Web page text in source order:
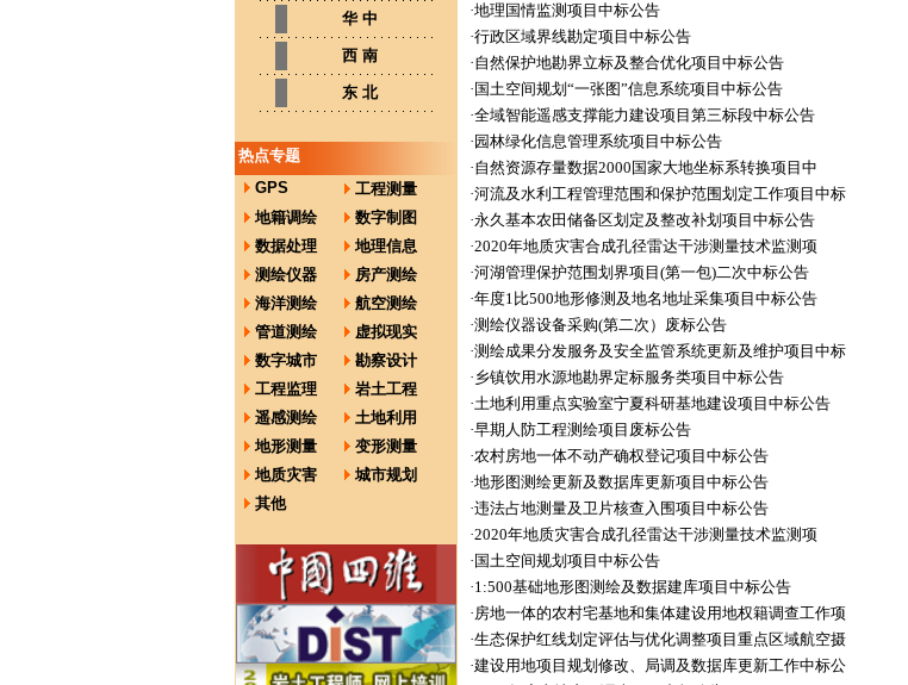
华 中
西 南
东 北
热点专题
GPS
工程测量
地籍调绘
数字制图
数据处理
地理信息
测绘仪器
房产测绘
海洋测绘
航空测绘
管道测绘
虚拟现实
数字城市
勘察设计
工程监理
岩土工程
遥感测绘
土地利用
地形测量
变形测量
地质灾害
城市规划
其他
·地理国情监测项目中标公告
·行政区域界线勘定项目中标公告
·自然保护地勘界立标及整合优化项目中标公告
· 国土空间规划“一张图”信息系统项目中标公告
·全域智能遥感支撑能力建设项目第三标段中标公告
· 园林绿化信息管理系统项目中标公告
·自然资源存量数据2000国家大地坐标系转换项目中
·河流及水利工程管理范围和保护范围划定工作项目中标
·永久基本农田储备区划定及整改补划项目中标公告
·2020年地质灾害合成孔径雷达干涉测量技术监测项
·河湖管理保护范围划界项目(第一包)二次中标公告
·年度1比500地形修测及地名地址采集项目中标公告
·测绘仪器设备采购(第二次）废标公告
·测绘成果分发服务及安全监管系统更新及维护项目中标
· 乡镇饮用水源地勘界定标服务类项目中标公告
·土地利用重点实验室宁夏科研基地建设项目中标公告
·早期人防工程测绘项目废标公告
·农村房地一体不动产确权登记项目中标公告
·地形图测绘更新及数据库更新项目中标公告
·违法占地测量及卫片核查入围项目中标公告
·2020年地质灾害合成孔径雷达干涉测量技术监测项
· 国土空间规划项目中标公告
·1:500基础地形图测绘及数据建库项目中标公告
·房地一体的农村宅基地和集体建设用地权籍调查工作项
·生态保护红线划定评估与优化调整项目重点区域航空摄
·建设用地项目规划修改、局调及数据库更新工作中标公